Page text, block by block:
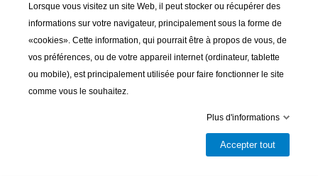
avec sifflet et ceinture réglable
- Praticité : poche frontale zippée étanche pour un accès rapide
- Compression optimisée grâce aux sangles et à la valve de
décompression
- Inclus : sac de rangement en tissu Typhoon
Livrable et disponible en magasin
Lorsque vous visitez un site Web, il peut stocker ou récupérer des
informations sur votre navigateur, principalement sous la forme de
«cookies». Cette information, qui pourrait être à propos de vous, de
vos préférences, ou de votre appareil internet (ordinateur, tablette
ou mobile), est principalement utilisée pour faire fonctionner le site
comme vous le souhaitez.
Plus d'informations
Accepter tout